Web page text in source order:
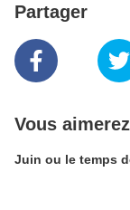
Partager
Vous
Juin ou le temps